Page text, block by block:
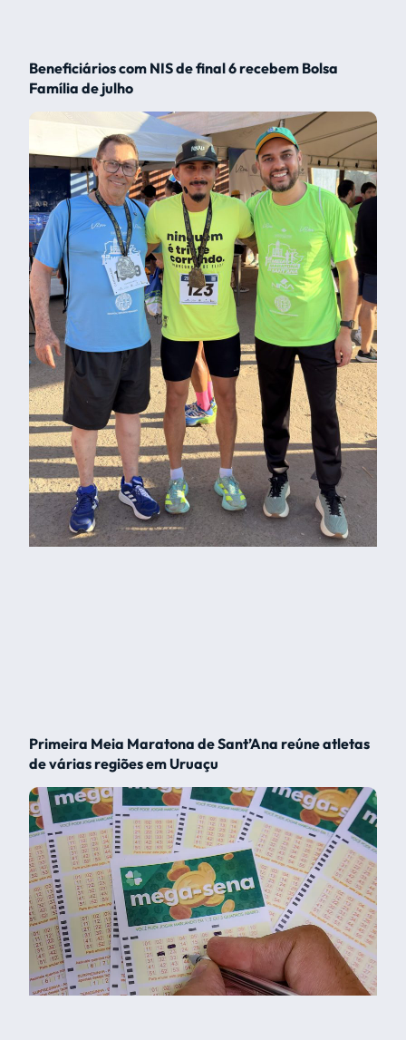
Beneficiários com NIS de final 6 recebem Bolsa
Família de julho
Primeira Meia Maratona de Sant’Ana reúne atletas
de várias regiões em Uruaçu